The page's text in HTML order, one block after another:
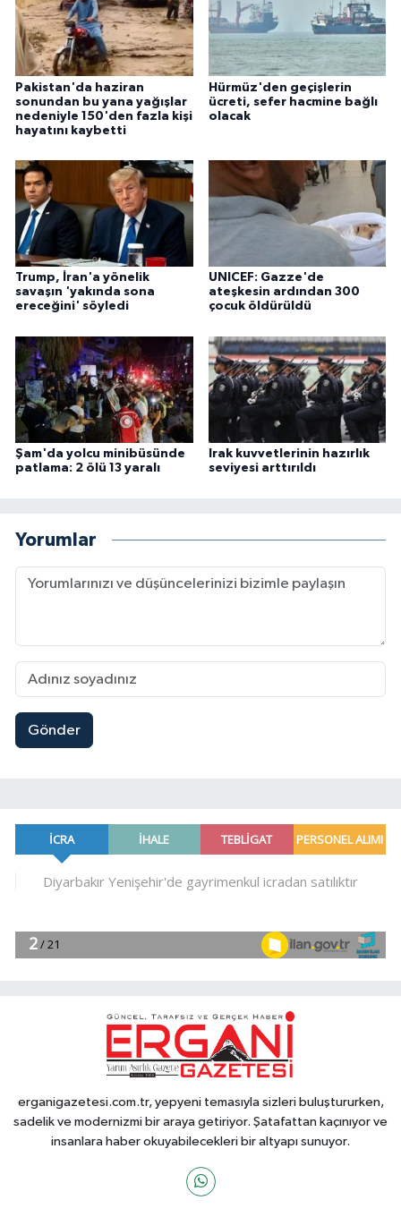
Pakistan'da haziran
sonundan bu yana yağışlar
nedeniyle 150'den fazla kişi
hayatını kaybetti
Hürmüz'den geçişlerin
ücreti, sefer hacmine bağlı
olacak
Trump, İran'a yönelik
savaşın 'yakında sona
ereceğini' söyledi
UNICEF: Gazze'de
ateşkesin ardından 300
çocuk öldürüldü
Şam'da yolcu minibüsünde
patlama: 2 ölü 13 yaralı
Irak kuvvetlerinin hazırlık
seviyesi arttırıldı
Yorumlar
Gönder
erganigazetesi.com.tr, yepyeni temasıyla sizleri buluştururken,
sadelik ve modernizmi bir araya getiriyor. Şatafattan kaçınıyor ve
insanlara haber okuyabilecekleri bir altyapı sunuyor.